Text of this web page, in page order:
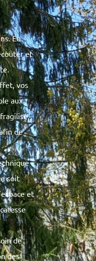
En
et
vos
aux
de
soit
et
de
des